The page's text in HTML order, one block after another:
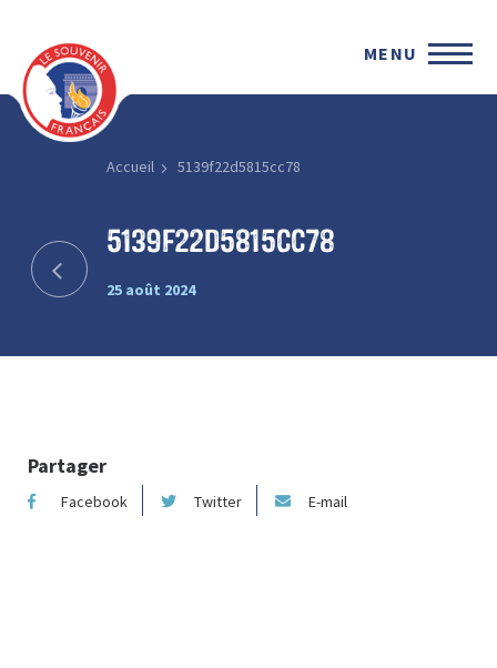
MENU
Accueil 5139f22d5815cc78
5139f22d5815cc78
25 août 2024
Partager
Facebook Twitter E-mail